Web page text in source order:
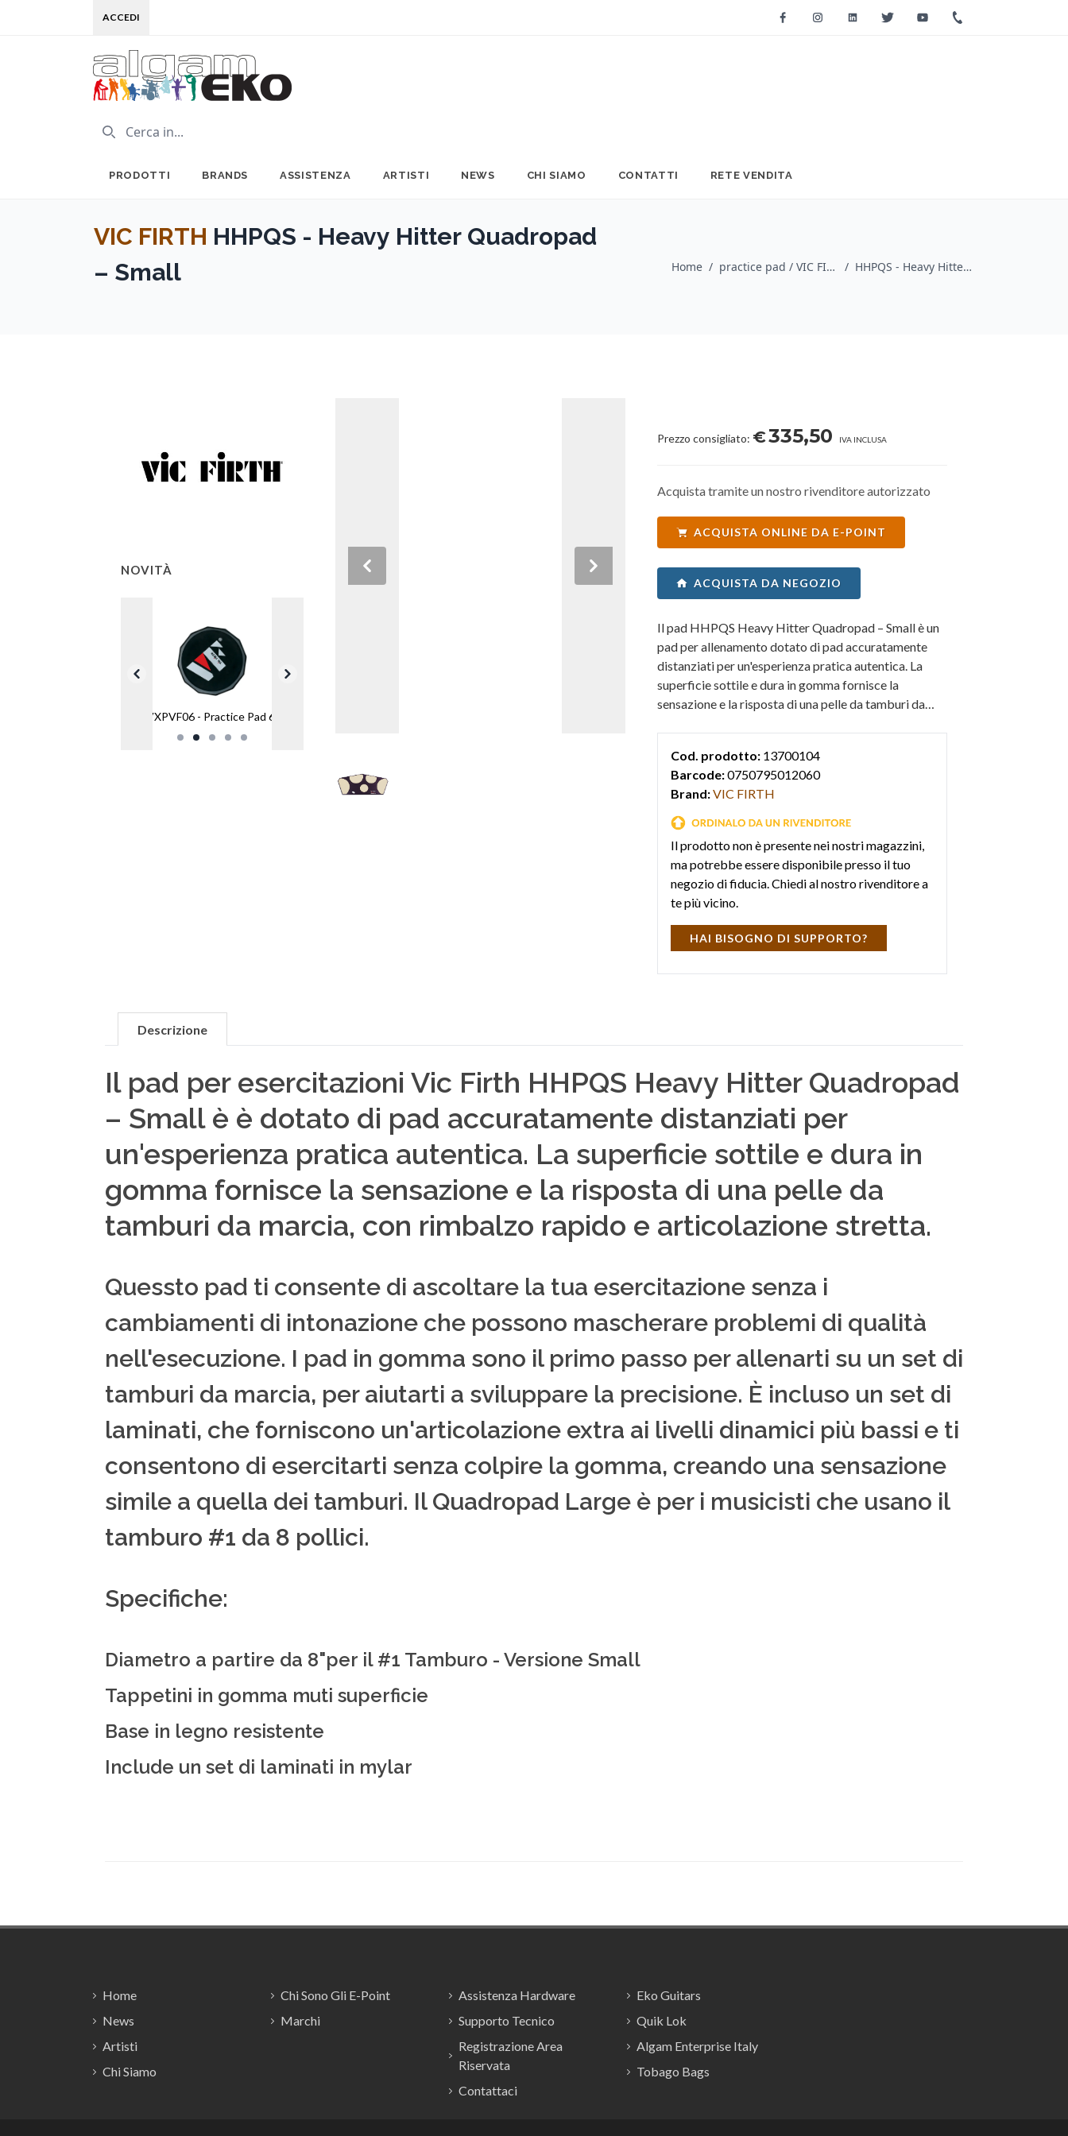
ACCEDI FacebookInstagramLinkedinTwitter Youtube
PRODOTTI BRANDS ASSISTENZA ARTISTI NEWS CHI SIAMO CONTATTI RETE VENDITA
VIC FIRTH HHPQS - Heavy Hitter Quadropad
– Small
Home / practice pad / VIC FIRTH / HHPQS - Heavy Hitter Quadropad – Small
NOVITÀ
VXPVF06 - Practice Pad 6"
Previous Next
Prezzo consigliato: €335,50 IVA INCLUSA
Acquista tramite un nostro rivenditore autorizzato
ACQUISTA ONLINE DA E-POINT
ACQUISTA DA NEGOZIO
Il pad HHPQS Heavy Hitter Quadropad – Small è un
pad per allenamento dotato di pad accuratamente
distanziati per un'esperienza pratica autentica. La
superficie sottile e dura in gomma fornisce la
sensazione e la risposta di una pelle da tamburi da
Cod. prodotto: 13700104
Barcode:0750795012060
Brand:VIC FIRTH
Il prodotto non è presente nei nostri magazzini,
ma potrebbe essere disponibile presso il tuo
negozio di fiducia. Chiedi al nostro rivenditore a
te più vicino.
HAI BISOGNO DI SUPPORTO?
Descrizione
Il pad per esercitazioni Vic Firth HHPQS Heavy Hitter Quadropad
– Small è è dotato di pad accuratamente distanziati per
un'esperienza pratica autentica. La superficie sottile e dura in
gomma fornisce la sensazione e la risposta di una pelle da
tamburi da marcia, con rimbalzo rapido e articolazione stretta.
Quessto pad ti consente di ascoltare la tua esercitazione senza i
cambiamenti di intonazione che possono mascherare problemi di qualità
nell'esecuzione. I pad in gomma sono il primo passo per allenarti su un set di
tamburi da marcia, per aiutarti a sviluppare la precisione. È incluso un set di
laminati, che forniscono un'articolazione extra ai livelli dinamici più bassi e ti
consentono di esercitarti senza colpire la gomma, creando una sensazione
simile a quella dei tamburi. Il Quadropad Large è per i musicisti che usano il
tamburo #1 da 8 pollici.
Specifiche:
Diametro a partire da 8"per il #1 Tamburo - Versione Small
Tappetini in gomma muti superficie
Base in legno resistente
Include un set di laminati in mylar
Home
News
Artisti
Chi Siamo
Chi Sono Gli E-Point
Marchi
Assistenza Hardware
Supporto Tecnico
Registrazione Area
Riservata
Contattaci
Eko Guitars
Quik Lok
Algam Enterprise Italy
Tobago Bags